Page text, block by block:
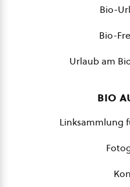
Bio-
Bio-
Urlaub am
bio
Linksammlung